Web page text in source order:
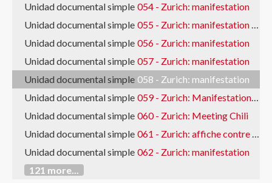
Unidad documental simple 054 - Zurich: manifestation
Unidad documental simple 055 - Zurich: manifestation Chili ?
Unidad documental simple 056 - Zurich: manifestation
Unidad documental simple 057 - Zurich: manifestation
Unidad documental simple 058 - Zurich: manifestation
Unidad documental simple 059 - Zurich: Manifestation Chili ?
Unidad documental simple 060 - Zurich: Meeting Chili
Unidad documental simple 061 - Zurich: affiche contre l'initiative Schwarzenbach
Unidad documental simple 062 - Zurich: manifestation
121 more...